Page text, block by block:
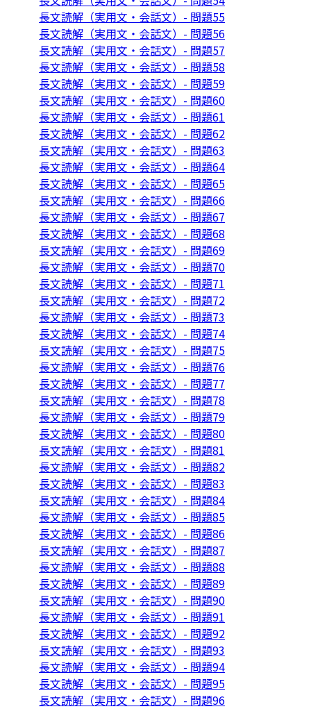
長文読解（実用文・会話文）- 問題55
長文読解（実用文・会話文）- 問題56
長文読解（実用文・会話文）- 問題57
長文読解（実用文・会話文）- 問題58
長文読解（実用文・会話文）- 問題59
長文読解（実用文・会話文）- 問題60
長文読解（実用文・会話文）- 問題61
長文読解（実用文・会話文）- 問題62
長文読解（実用文・会話文）- 問題63
長文読解（実用文・会話文）- 問題64
長文読解（実用文・会話文）- 問題65
長文読解（実用文・会話文）- 問題66
長文読解（実用文・会話文）- 問題67
長文読解（実用文・会話文）- 問題68
長文読解（実用文・会話文）- 問題69
長文読解（実用文・会話文）- 問題70
長文読解（実用文・会話文）- 問題71
長文読解（実用文・会話文）- 問題72
長文読解（実用文・会話文）- 問題73
長文読解（実用文・会話文）- 問題74
長文読解（実用文・会話文）- 問題75
長文読解（実用文・会話文）- 問題76
長文読解（実用文・会話文）- 問題77
長文読解（実用文・会話文）- 問題78
長文読解（実用文・会話文）- 問題79
長文読解（実用文・会話文）- 問題80
長文読解（実用文・会話文）- 問題81
長文読解（実用文・会話文）- 問題82
長文読解（実用文・会話文）- 問題83
長文読解（実用文・会話文）- 問題84
長文読解（実用文・会話文）- 問題85
長文読解（実用文・会話文）- 問題86
長文読解（実用文・会話文）- 問題87
長文読解（実用文・会話文）- 問題88
長文読解（実用文・会話文）- 問題89
長文読解（実用文・会話文）- 問題90
長文読解（実用文・会話文）- 問題91
長文読解（実用文・会話文）- 問題92
長文読解（実用文・会話文）- 問題93
長文読解（実用文・会話文）- 問題94
長文読解（実用文・会話文）- 問題95
長文読解（実用文・会話文）- 問題96